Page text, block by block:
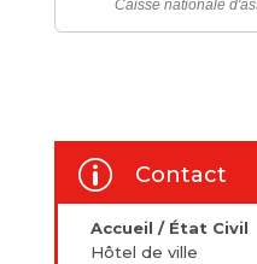
Caisse nationale
p Contact
Accueil / État Civil
Hôtel de ville